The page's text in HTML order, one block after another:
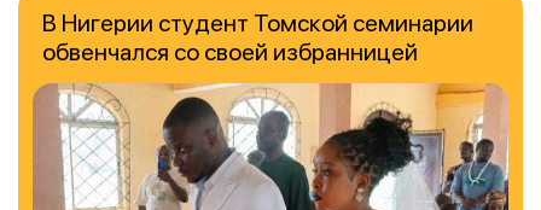
В Нигерии студент Томской семинарии
обвенчался со своей избранницей